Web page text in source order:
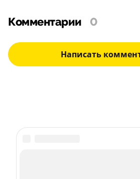
Комментарии 0
Написать